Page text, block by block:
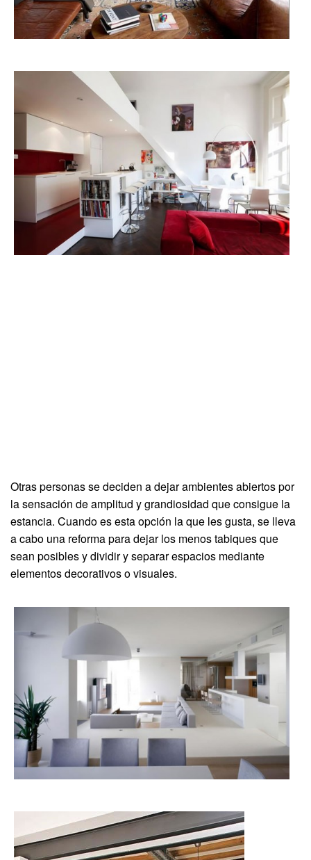
Otras personas se deciden a dejar ambientes abiertos por
la sensación de amplitud y grandiosidad que consigue la
estancia. Cuando es esta opción la que les gusta, se lleva
a cabo una reforma para dejar los menos tabiques que
sean posibles y dividir y separar espacios mediante
elementos decorativos o visuales.